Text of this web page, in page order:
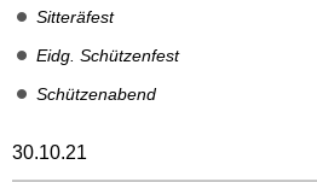
Sitteräfest
Eidg. Schützenfest
Schützenabend
30.10.21